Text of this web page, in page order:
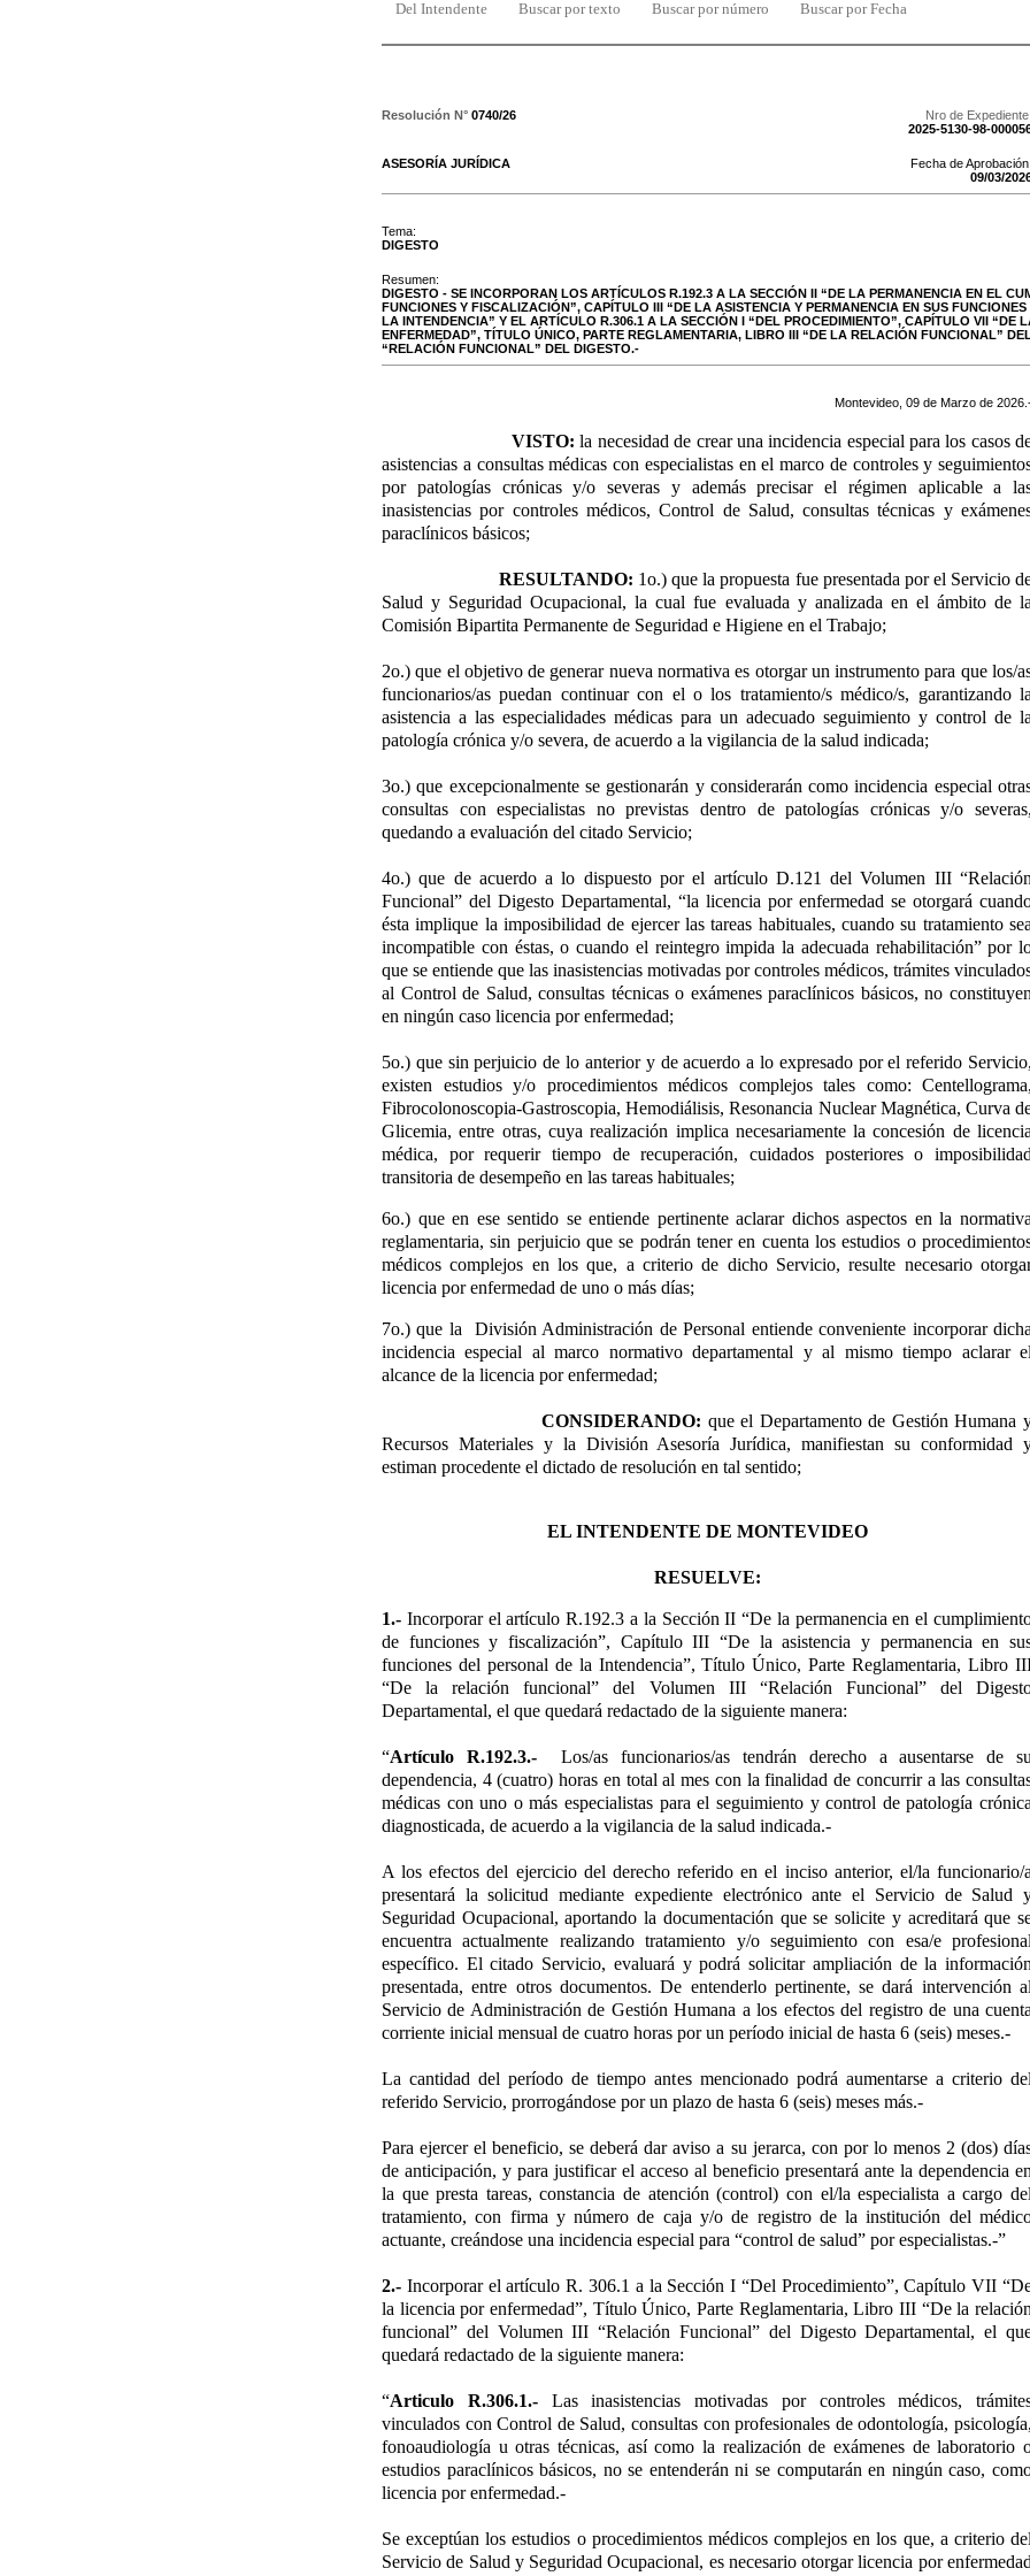
Del Intendente Buscar por texto Buscar por número Buscar por Fecha
Resolución N° 0740/26
Nro de Expediente:
2025-5130-98-
ASESORÍA JURÍDICA
Fecha de Aprobación:
09/03/
Tema:
DIGESTO
Resumen:
DIGESTO - SE INCORPORAN LOS ARTÍCULOS R.192.3 A LA SECCIÓN II “DE LA PERMANENCIA EN EL
FUNCIONES Y FISCALIZACIÓN”, CAPÍTULO III “DE LA ASISTENCIA Y PERMANENCIA EN SUS
LA INTENDENCIA” Y EL ARTÍCULO R.306.1 A LA SECCIÓN I “DEL PROCEDIMIENTO”, CAPÍTULO VII “DE
ENFERMEDAD”, TÍTULO ÚNICO, PARTE REGLAMENTARIA, LIBRO III “DE LA RELACIÓN FUNCIONAL”
“RELACIÓN FUNCIONAL” DEL DIGESTO.-
Montevideo, 09 de Marzo de 2026
VISTO: la necesidad de crear una incidencia especial para los casos
asistencias a consultas médicas con especialistas en el marco de controles y
por patologías crónicas y/o severas y además precisar el régimen aplicable a
inasistencias por controles médicos, Control de Salud, consultas técnicas y
paraclínicos básicos;
RESULTANDO: 1o.) que la propuesta fue presentada por el Servicio
Salud y Seguridad Ocupacional, la cual fue evaluada y analizada en el ámbito de la
Comisión Bipartita Permanente de Seguridad e Higiene en el Trabajo;
2o.) que el objetivo de generar nueva normativa es otorgar un instrumento para que los/
funcionarios/as puedan continuar con el o los tratamiento/s médico/s, garantizando la
asistencia a las especialidades médicas para un adecuado seguimiento y control de la
patología crónica y/o severa, de acuerdo a la vigilancia de la salud indicada;
3o.) que excepcionalmente se gestionarán y considerarán como incidencia especial
consultas con especialistas no previstas dentro de patologías crónicas y/o severas,
quedando a evaluación del citado Servicio;
4o.) que de acuerdo a lo dispuesto por el artículo D.121 del Volumen III “Relación
Funcional” del Digesto Departamental, “la licencia por enfermedad se otorgará
ésta implique la imposibilidad de ejercer las tareas habituales, cuando su tratamiento sea
incompatible con éstas, o cuando el reintegro impida la adecuada rehabilitación” por
que se entiende que las inasistencias motivadas por controles médicos, trámites
al Control de Salud, consultas técnicas o exámenes paraclínicos básicos, no constituyen
en ningún caso licencia por enfermedad;
5o.) que sin perjuicio de lo anterior y de acuerdo a lo expresado por el referido Servicio,
existen estudios y/o procedimientos médicos complejos tales como: Centellograma,
Fibrocolonoscopia-Gastroscopia, Hemodiálisis, Resonancia Nuclear Magnética, Curva
Glicemia, entre otras, cuya realización implica necesariamente la concesión de licencia
médica, por requerir tiempo de recuperación, cuidados posteriores o imposibilidad
transitoria de desempeño en las tareas habituales;
6o.) que en ese sentido se entiende pertinente aclarar dichos aspectos en la normativa
reglamentaria, sin perjuicio que se podrán tener en cuenta los estudios o
médicos complejos en los que, a criterio de dicho Servicio, resulte necesario
licencia por enfermedad de uno o más días;
7o.) que la División Administración de Personal entiende conveniente incorporar dicha
incidencia especial al marco normativo departamental y al mismo tiempo aclarar el
alcance de la licencia por enfermedad;
CONSIDERANDO: que el Departamento de Gestión Humana
Recursos Materiales y la División Asesoría Jurídica, manifiestan su conformidad
estiman procedente el dictado de resolución en tal sentido;
EL INTENDENTE DE MONTEVIDEO
RESUELVE:
1.- Incorporar el artículo R.192.3 a la Sección II “De la permanencia en el
de funciones y fiscalización”, Capítulo III “De la asistencia y permanencia en
funciones del personal de la Intendencia”, Título Único, Parte Reglamentaria, Libro
“De la relación funcional” del Volumen III “Relación Funcional” del
Departamental, el que quedará redactado de la siguiente manera:
“Artículo R.192.3.-Los/as funcionarios/as tendrán derecho a ausentarse de su
dependencia, 4 (cuatro) horas en total al mes con la finalidad de concurrir a las
médicas con uno o más especialistas para el seguimiento y control de patología crónica
diagnosticada, de acuerdo a la vigilancia de la salud indicada.-
A los efectos del ejercicio del derecho referido en el inciso anterior, el/la funcionario/a
presentará la solicitud mediante expediente electrónico ante el Servicio de Salud
Seguridad Ocupacional, aportando la documentación que se solicite y acreditará que
encuentra actualmente realizando tratamiento y/o seguimiento con esa/e profesional
específico. El citado Servicio, evaluará y podrá solicitar ampliación de la información
presentada, entre otros documentos. De entenderlo pertinente, se dará intervención al
Servicio de Administración de Gestión Humana a los efectos del registro de una cuenta
corriente inicial mensual de cuatro horas por un período inicial de hasta 6 (seis) meses.-
La cantidad del período de tiempo antes mencionado podrá aumentarse a criterio del
referido Servicio, prorrogándose por un plazo de hasta 6 (seis) meses más.-
Para ejercer el beneficio, se deberá dar aviso a su jerarca, con por lo menos 2 (dos)
de anticipación, y para justificar el acceso al beneficio presentará ante la dependencia en
la que presta tareas, constancia de atención (control) con el/la especialista a cargo del
tratamiento, con firma y número de caja y/o de registro de la institución del
actuante, creándose una incidencia especial para “control de salud” por especialistas.-”
2.- Incorporar el artículo R. 306.1 a la Sección I “Del Procedimiento”, Capítulo VII
la licencia por enfermedad”, Título Único, Parte Reglamentaria, Libro III “De la relación
funcional” del Volumen III “Relación Funcional” del Digesto Departamental, el
quedará redactado de la siguiente manera:
“Articulo R.306.1.-Las inasistencias motivadas por controles médicos,
vinculados con Control de Salud, consultas con profesionales de odontología, psicología,
fonoaudiología u otras técnicas, así como la realización de exámenes de laboratorio
estudios paraclínicos básicos, no se entenderán ni se computarán en ningún caso,
licencia por enfermedad.-
Se exceptúan los estudios o procedimientos médicos complejos en los que, a criterio del
Servicio de Salud y Seguridad Ocupacional, es necesario otorgar licencia por enfermedad